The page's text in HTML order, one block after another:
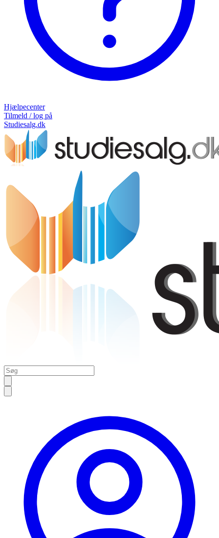
Hjælpecenter
Tilmeld / log på
Studiesalg.dk